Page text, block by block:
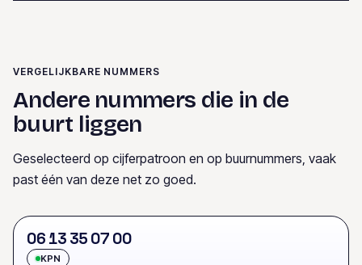
VERGELIJKBARE NUMMERS
Andere nummers die in de
buurt liggen
Geselecteerd op cijferpatroon en op buurnummers, vaak
past één van deze net zo goed.
06 13 35 07 00
KPN